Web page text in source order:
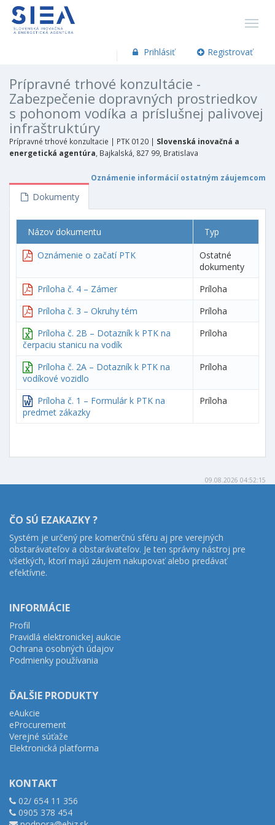
Prihlásiť Registrovať
Prípravné trhové konzultácie -
Zabezpečenie dopravných prostriedkov
s pohonom vodíka a príslušnej palivovej
infraštruktúry
Prípravné trhové konzultacie | PTK 0120 | Slovenská inovačná a
energetická agentúra , Bajkalská, 827 99, Bratislava
Oznámenie informácií ostatným záujemcom
Dokumenty
Názov dokumentu
Typ
Oznámenie o začatí PTK
Ostatné
dokumenty
Príloha č. 4 – Zámer
Príloha
Príloha č. 3 – Okruhy tém
Príloha
Príloha č. 2B – Dotazník k PTK na
čerpaciu stanicu na vodík
Príloha
Príloha č. 2A – Dotazník k PTK na
vodíkové vozidlo
Príloha
Príloha č. 1 – Formulár k PTK na
predmet zákazky
Príloha
09.08.2026 04:52:15
ČO SÚ EZAKAZKY ?
Systém je určený pre komerčnú sféru aj pre verejných
obstarávateľov a obstarávateľov. Je ten správny nástroj pre
všetkých, ktorí majú záujem nakupovať alebo predávať
efektívne.
INFORMÁCIE
Profil
Pravidlá elektronickej aukcie
Ochrana osobných údajov
Podmienky používania
ĎALŠIE PRODUKTY
eAukcie
eProcurement
Verejné súťaže
Elektronická platforma
KONTAKT
02/ 654 11 356
0905 378 454